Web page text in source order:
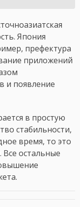
Япония
префектура
приложений
и появление
в простую
стабильности,
время, то это
остальные